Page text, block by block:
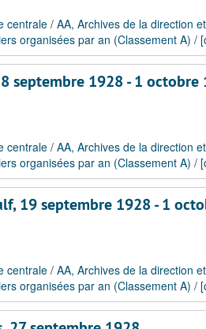
centrale / AA, Archives de la direction
organisées par an (Classement A) /
septembre 1928 - 1 octobre
centrale / AA, Archives de la direction
organisées par an (Classement A) /
19 septembre 1928 - 1
centrale / AA, Archives de la direction
organisées par an (Classement A) /